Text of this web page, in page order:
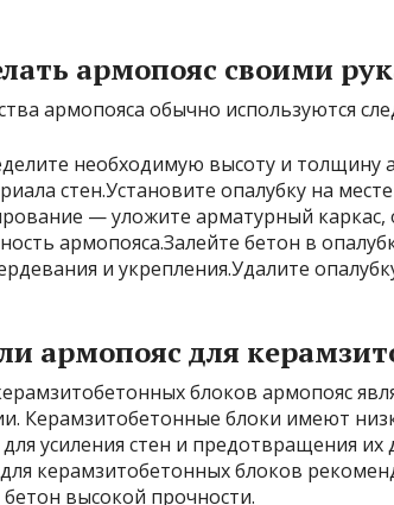
армопояс своими
армопояса обычно используются
необходимую высоту и толщину
стен.Установите опалубку на
— уложите арматурный
армопояса.Залейте бетон в
и укрепления.Удалите
армопояс для
блоков армопояс
Керамзитобетонные блоки имеют
усиления стен и предотвращения
керамзитобетонных блоков
высокой прочности.